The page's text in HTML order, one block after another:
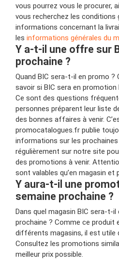
vous pourrez vous le procurer,
vous recherchez les conditions
informations concernant la
les informations générales du
Y a-t-il une offre sur
prochaine ?
Quand BIC sera-t-il en promo ?
savoir si BIC sera en promotion
Ce sont des questions
personnes préparent leur liste
des bonnes affaires à venir.
promocatalogues.fr publie
informations sur les prochaines
régulièrement sur notre site
des promotions à venir.
sont valables qu’en magasin et
Y aura-t-il une
semaine prochaine ?
Dans quel magasin BIC sera-t-
prochaine ? Comme ce produit
différents magasins, il est utile
Consultez les promotions
meilleur prix possible.